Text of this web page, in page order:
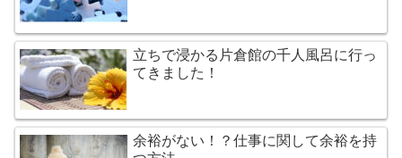
立ちで浸かる片倉館の千人風呂に行っ
てきました！
余裕がない！？仕事に関して余裕を持